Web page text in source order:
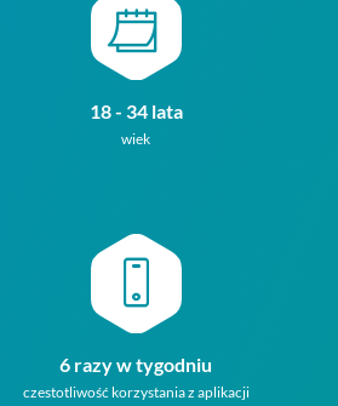
18 - 34 lata
wiek
6 razy w tygodniu
czestotliwość korzystania z aplikacji